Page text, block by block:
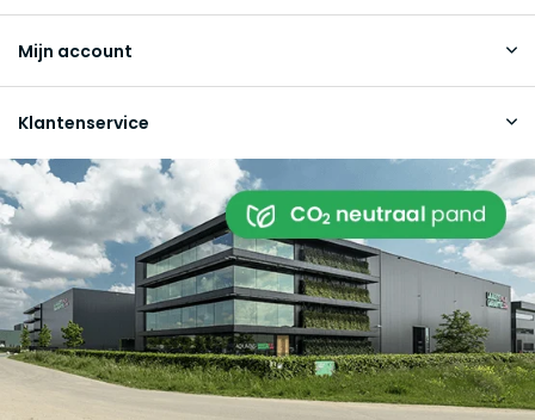
Mijn account
Klantenservice